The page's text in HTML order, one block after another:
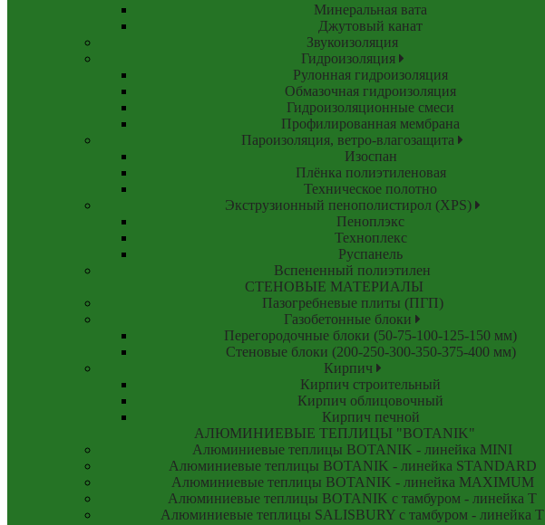
Минеральная вата
Джутовый канат
Звукоизоляция
Гидроизоляция
Рулонная гидроизоляция
Обмазочная гидроизоляция
Гидроизоляционные смеси
Профилированная мембрана
Пароизоляция, ветро-влагозащита
Изоспан
Плёнка полиэтиленовая
Техническое полотно
Экструзионный пенополистирол (XPS)
Пеноплэкс
Техноплекс
Руспанель
Вспененный полиэтилен
СТЕНОВЫЕ МАТЕРИАЛЫ
Пазогребневые плиты (ПГП)
Газобетонные блоки
Перегородочные блоки (50-75-100-125-150 мм)
Стеновые блоки (200-250-300-350-375-400 мм)
Кирпич
Кирпич строительный
Кирпич облицовочный
Кирпич печной
АЛЮМИНИЕВЫЕ ТЕПЛИЦЫ "BOTANIK"
Алюминиевые теплицы BOTANIK - линейка MINI
Алюминиевые теплицы BOTANIK - линейка STANDARD
Алюминиевые теплицы BOTANIK - линейка MAXIMUM
Алюминиевые теплицы BOTANIK с тамбуром - линейка T
Алюминиевые теплицы SALISBURY с тамбуром - линейка T